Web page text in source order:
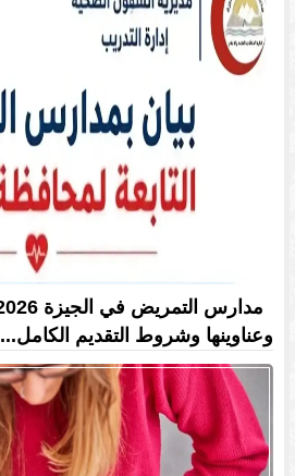
وعناوينها وشروط التقديم الكامل...